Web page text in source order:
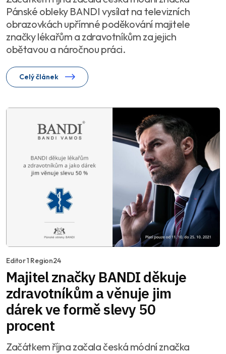
Pánské obleky BANDI vysílat na televizních
obrazovkách upřímné poděkování majitele
značky lékařům a zdravotníkům za jejich
obětavou a náročnou práci.
Celý článek
Editor 1 Region24
Majitel značky BANDI děkuje
zdravotníkům a věnuje jim
dárek ve formě slevy 50
procent
Začátkem října začala česká módní značka